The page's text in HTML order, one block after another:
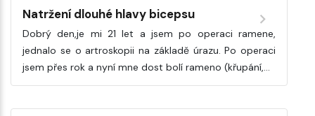
Natržení dlouhé hlavy bicepsu
Dobrý den,je mi 21 let a jsem po operaci ramene,
jednalo se o artroskopii na základě úrazu. Po operaci
jsem přes rok a nyní mne dost bolí rameno (křupání,…